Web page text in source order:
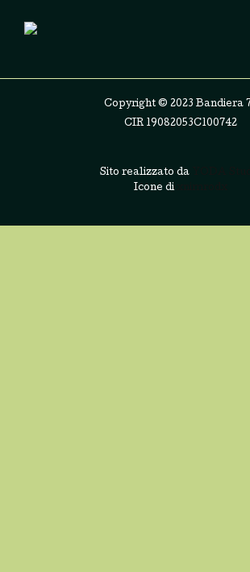
Copyright © 2023 Bandiera
CIR 19082053C100742
Sito realizzato da
Icone di